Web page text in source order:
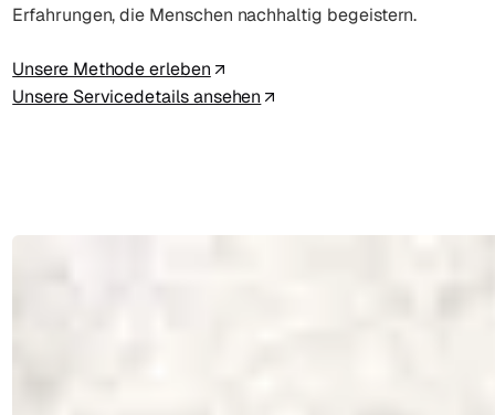
Erfahrungen, die Menschen nachhaltig begeistern.
Unsere Methode erleben
Unsere Servicedetails ansehen